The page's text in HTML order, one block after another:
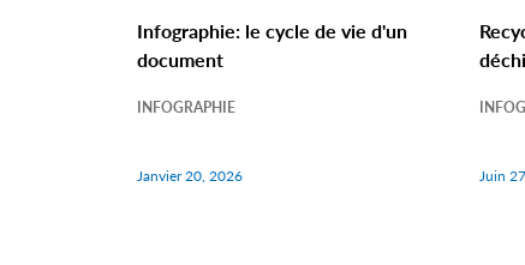
Infographie: le cycle de vie d'un
document
INFOGRAPHIE
Janvier 20, 2026 Juin